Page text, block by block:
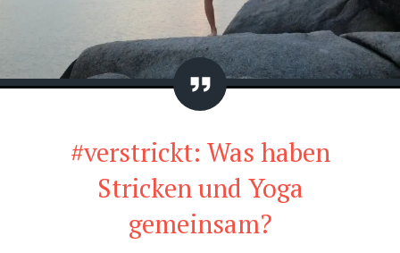
Zitat
#verstrickt: Was haben
Stricken und Yoga
gemeinsam?